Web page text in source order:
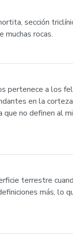
sección
rocas.
pertenece a los
en la
no definen al
terrestre
más, lo